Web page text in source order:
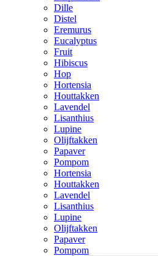
Dille
Distel
Eremurus
Eucalyptus
Fruit
Hibiscus
Hop
Hortensia
Houttakken
Lavendel
Lisanthius
Lupine
Olijftakken
Papaver
Pompom
Hortensia
Houttakken
Lavendel
Lisanthius
Lupine
Olijftakken
Papaver
Pompom